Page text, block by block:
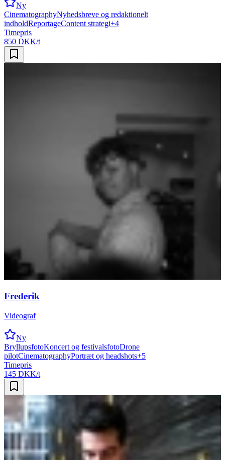
Ny
CinematographyNyhedsbreve og redaktionelt
indholdReportageContent strategi+4
Timepris
850 DKK/t
Frederik
Videograf
Ny
BryllupsfotoKoncert og festivalsfotoDrone
pilotCinematographyPortræt og headshots+5
Timepris
145 DKK/t